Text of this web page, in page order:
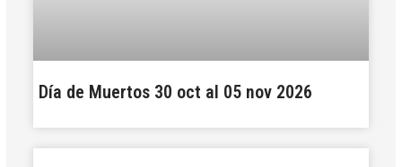
Día de Muertos 30 oct al 05 nov 2026